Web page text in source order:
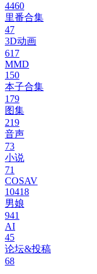
4460
里番合集
47
3D动画
617
MMD
150
本子合集
179
图集
219
音声
73
小说
71
COSAV
10418
男娘
941
AI
45
论坛&投稿
68